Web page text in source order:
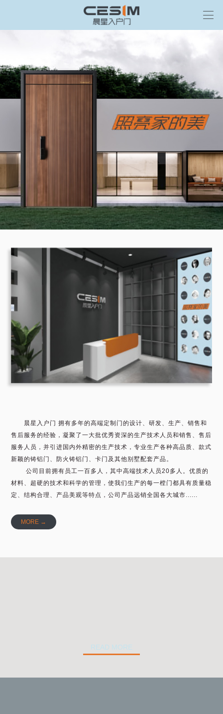
晨星入户门 拥有多年的高端定制门的设计、研发、生产、销售和
售后服务的经验，凝聚了一大批优秀资深的生产技术人员和销售、售后
服务人员，并引进国内外精密的生产技术，专业生产各种高品质、款式
新颖的铸铝门、防火铸铝门、卡门及其他别墅配套产品。
公司目前拥有员工一百多人，其中高端技术人员20多人。优质的
材料、超硬的技术和科学的管理，使我们生产的每一樘门都具有质量稳
定、结构合理、产品美观等特点，公司产品远销全国各大城市......
MORE →
READ MORE